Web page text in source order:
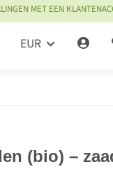
MET EEN
EUR
(bio) –